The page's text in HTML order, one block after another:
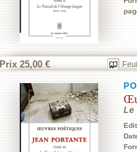
Prix 25,00 €
Le